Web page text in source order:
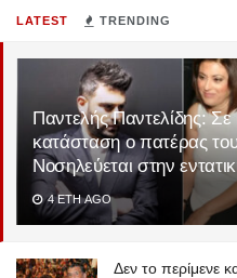
LATEST TRENDING
Παντελής Παντελίδης: Σε
κατάσταση ο πατέρας
Νοσηλεύεται στην
4 ΈΤΗ AGO
Δεν το περίμενε